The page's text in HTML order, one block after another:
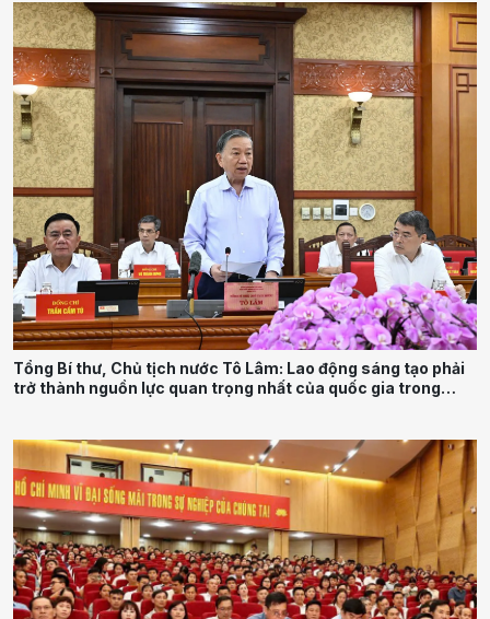
Tổng Bí thư, Chủ tịch nước Tô Lâm: Lao động sáng tạo phải
trở thành nguồn lực quan trọng nhất của quốc gia trong